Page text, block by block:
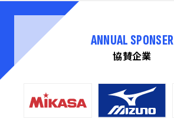
ANNUAL SPONSER
協賛企業